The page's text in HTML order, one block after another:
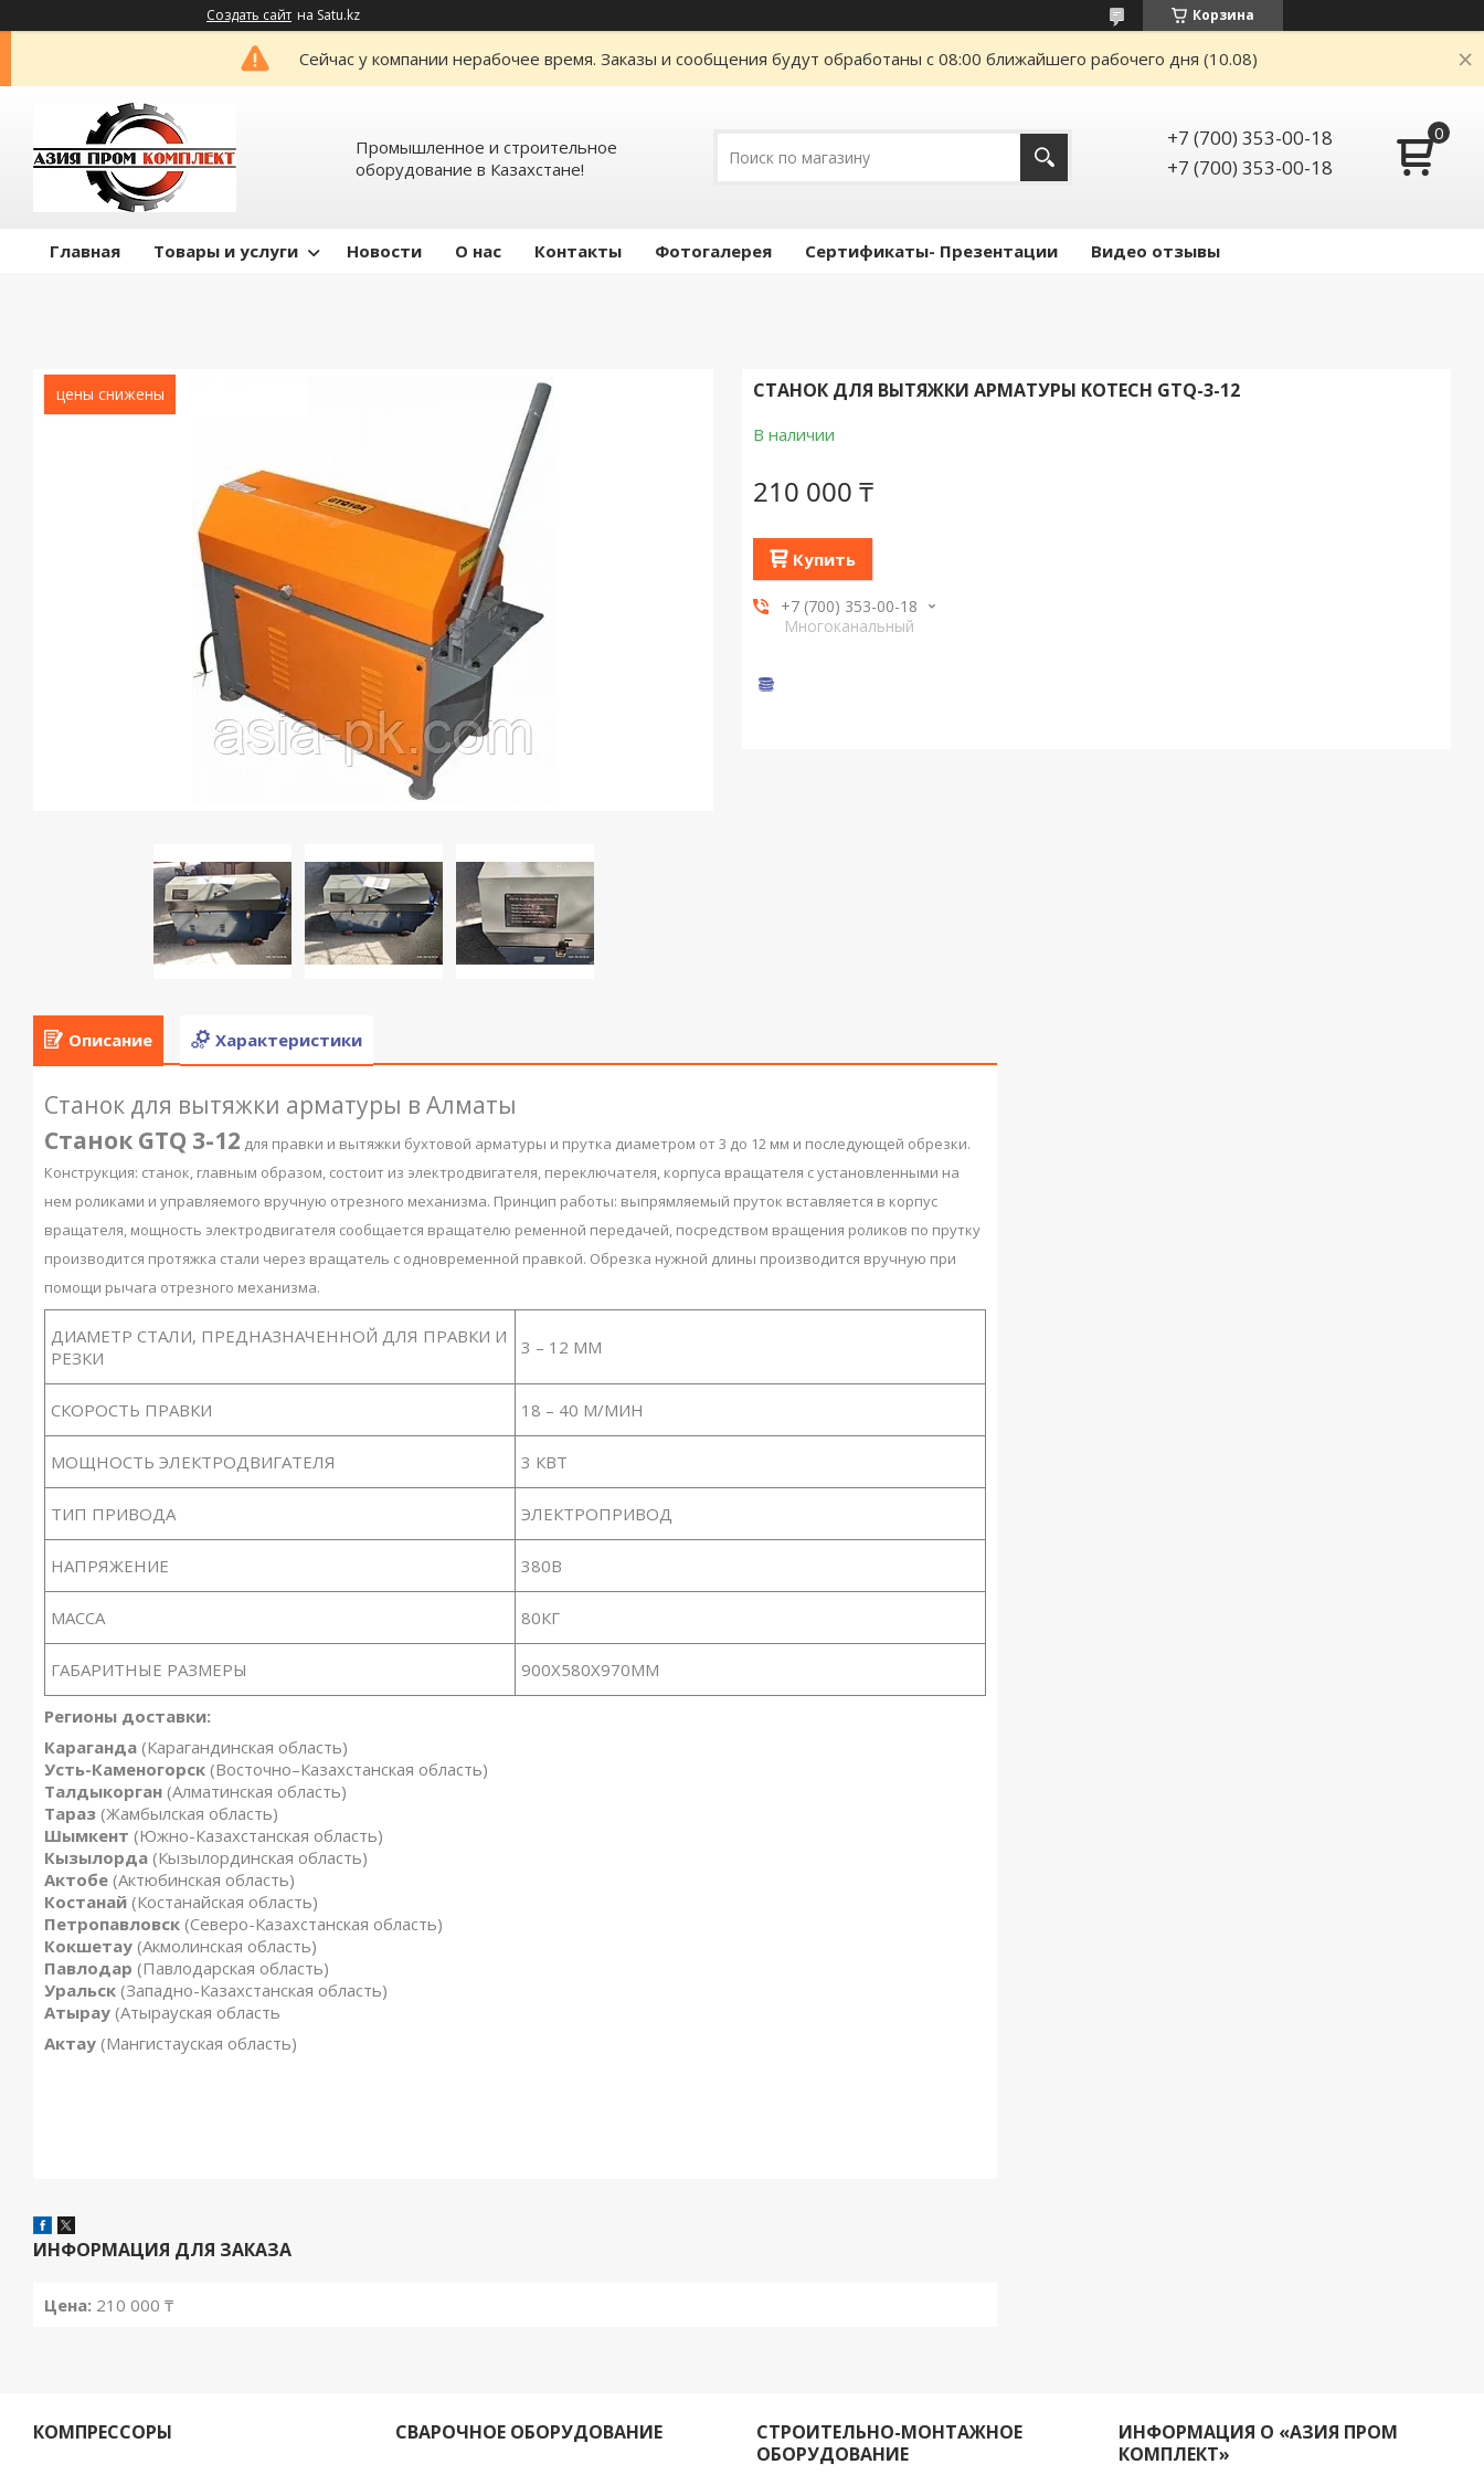
Создать сайт на Satu.kz Корзина
Сейчас у компании нерабочее время. Заказы и сообщения будут обработаны с 08:00 ближайшего рабочего дня (10.08)
Промышленное и строительное
оборудование в Казахстане!
+7 (700) 353-00-18
+7 (700) 353-00-18
Главная Товары и услуги Новости О нас Контакты Фотогалерея Сертификаты- Презентации Видео отзывы
цены снижены СТАНОК ДЛЯ ВЫТЯЖКИ АРМАТУРЫ KOTECH GTQ-3-12
В наличии
210 000 ₸
Купить
+7 (700) 353-00-18
Многоканальный
Описание Характеристики
Станок для вытяжки арматуры в Алматы
Станок GTQ 3-12 для правки и вытяжки бухтовой арматуры и прутка диаметром от 3 до 12 мм и последующей обрезки.
Конструкция: станок, главным образом, состоит из электродвигателя, переключателя, корпуса вращателя с установленными на
нем роликами и управляемого вручную отрезного механизма. Принцип работы: выпрямляемый пруток вставляется в корпус
вращателя, мощность электродвигателя сообщается вращателю ременной передачей, посредством вращения роликов по прутку
производится протяжка стали через вращатель с одновременной правкой. Обрезка нужной длины производится вручную при
помощи рычага отрезного механизма.
ДИАМЕТР СТАЛИ, ПРЕДНАЗНАЧЕННОЙ ДЛЯ ПРАВКИ И
РЕЗКИ
3 – 12 ММ
СКОРОСТЬ ПРАВКИ 18 – 40 М/МИН
МОЩНОСТЬ ЭЛЕКТРОДВИГАТЕЛЯ 3 КВТ
ТИП ПРИВОДА ЭЛЕКТРОПРИВОД
НАПРЯЖЕНИЕ 380В
МАССА 80КГ
ГАБАРИТНЫЕ РАЗМЕРЫ 900Х580Х970ММ
Регионы доставки:
Караганда (Карагандинская область)
Усть-Каменогорск (Восточно–Казахстанская область)
Талдыкорган (Алматинская область)
Тараз (Жамбылская область)
Шымкент (Южно-Казахстанская область)
Кызылорда (Кызылординская область)
Актобе (Актюбинская область)
Костанай (Костанайская область)
Петропавловск (Северо-Казахстанская область)
Кокшетау (Акмолинская область)
Павлодар (Павлодарская область)
Уральск (Западно-Казахстанская область)
Атырау (Атырауская область
Актау (Мангистауская область)
ИНФОРМАЦИЯ ДЛЯ ЗАКАЗА
Цена: 210 000 ₸
КОМПРЕССОРЫ СВАРОЧНОЕ ОБОРУДОВАНИЕ
СТРОИТЕЛЬНО-МОНТАЖНОЕ
ОБОРУДОВАНИЕ
ИНФОРМАЦИЯ О «АЗИЯ ПРОМ
КОМПЛЕКТ»